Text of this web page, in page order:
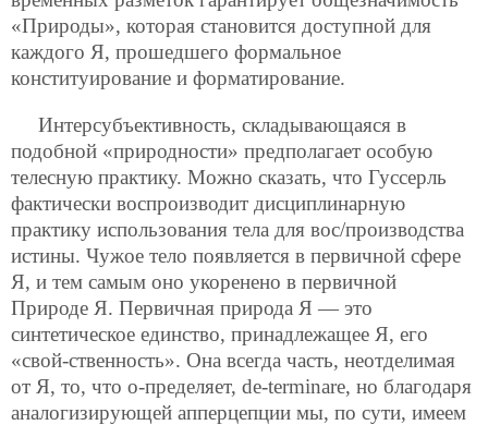
«Природы», которая становится доступной для
каждого Я, прошедшего формальное
конституирование и форматирование.
Интерсубъективность, складывающаяся в
подобной «природности» предполагает особую
телесную практику. Можно сказать, что Гуссерль
фактически воспроизводит дисциплинарную
практику использования тела для вос/производства
истины. Чужое тело появляется в первичной сфере
Я, и тем самым оно укоренено в первичной
Природе Я. Первичная природа Я — это
синтетическое единство, принадлежащее Я, его
«свой-ственность». Она всегда часть, неотделимая
от Я, то, что о-пределяет, de-terminare, но благодаря
аналогизирующей апперцепции мы, по сути, имеем